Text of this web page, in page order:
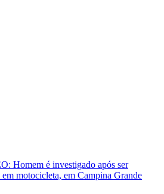
Homem é investigado após ser
motocicleta, em Campina Grande